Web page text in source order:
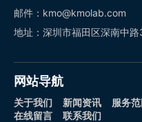
邮件：kmo@kmolab.com
地址：深圳市福田区深南中
网站导航
关于我们 新闻资讯 服务
在线留言
联系我们